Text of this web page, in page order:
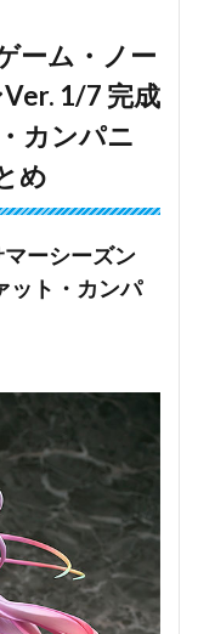
ーム・ノー
1/7 完成
カンパニ
め
マーシーズン
ット・カンパ